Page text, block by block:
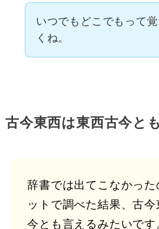
いつでもどこでもって
くね。
古今東西は東西古今と
辞書では出てこなかった
ットで調べた結果、古
今とも言えるみたいです